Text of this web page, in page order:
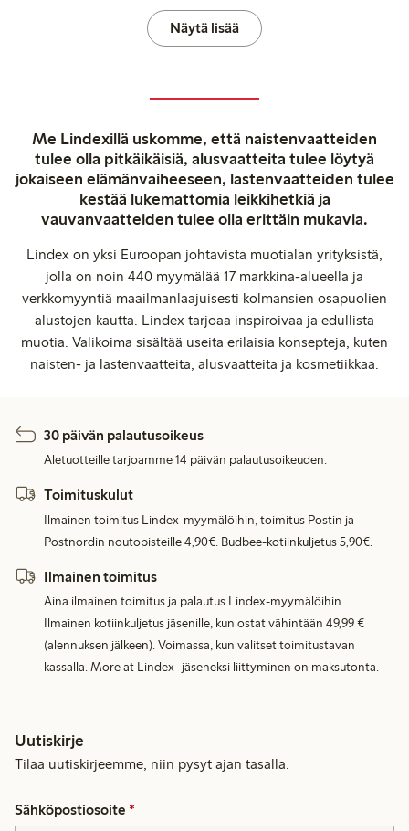
Näytä lisää
Me Lindexillä uskomme, että naistenvaatteiden
tulee olla pitkäikäisiä, alusvaatteita tulee löytyä
jokaiseen elämänvaiheeseen, lastenvaatteiden tulee
kestää lukemattomia leikkihetkiä ja
vauvanvaatteiden tulee olla erittäin mukavia.
Lindex on yksi Euroopan johtavista muotialan yrityksistä,
jolla on noin 440 myymälää 17 markkina-alueella ja
verkkomyyntiä maailmanlaajuisesti kolmansien osapuolien
alustojen kautta. Lindex tarjoaa inspiroivaa ja edullista
muotia. Valikoima sisältää useita erilaisia konsepteja, kuten
naisten- ja lastenvaatteita, alusvaatteita ja kosmetiikkaa.
30 päivän palautusoikeus
Aletuotteille tarjoamme 14 päivän palautusoikeuden.
Toimituskulut
Ilmainen toimitus Lindex-myymälöihin, toimitus Postin ja
Postnordin noutopisteille 4,90€. Budbee-kotiinkuljetus 5,90€.
Ilmainen toimitus
Aina ilmainen toimitus ja palautus Lindex-myymälöihin.
Ilmainen kotiinkuljetus jäsenille, kun ostat vähintään 49,99 €
(alennuksen jälkeen). Voimassa, kun valitset toimitustavan
kassalla. More at Lindex -jäseneksi liittyminen on maksutonta.
Uutiskirje
Tilaa uutiskirjeemme, niin pysyt ajan tasalla.
Sähköpostiosoite *